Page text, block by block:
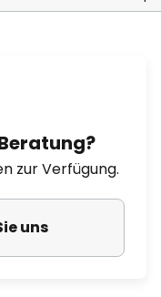
zur Verfügung.
uns